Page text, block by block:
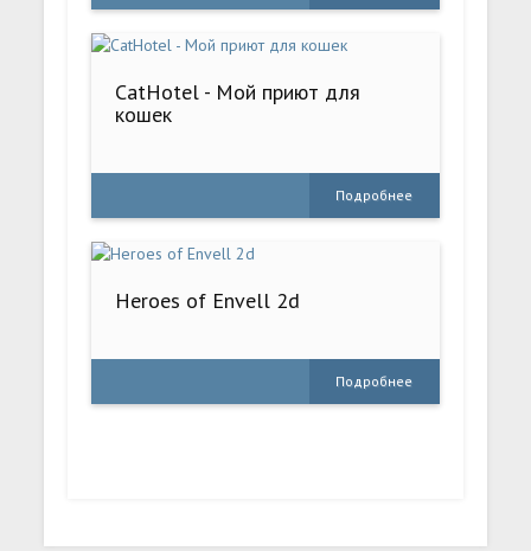
CatHotel - Мой приют для
кошек
Подробнее
Heroes of Envell 2d
Подробнее